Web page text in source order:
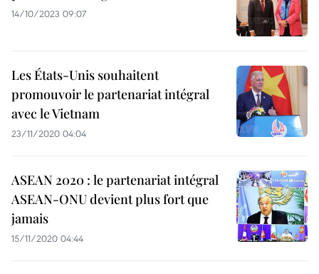
14/10/2023 09:07
Les États-Unis souhaitent
promouvoir le partenariat intégral
avec le Vietnam
23/11/2020 04:04
ASEAN 2020 : le partenariat intégral
ASEAN-ONU devient plus fort que
jamais
15/11/2020 04:44